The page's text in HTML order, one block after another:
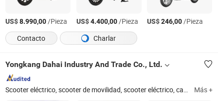
US$8.990,00/Pieza US$4.400,00/Pieza US$246,00/Pieza
Contacto
Charlar
Yongkang Dahai Industry And Trade Co., Ltd.
Scooter eléctrico, scooter de movilidad, scooter eléctrico, carrito de golf, scooter motorizado, kart eléctrico, e-scooter, scooter de movilidad eléctrica, scooter de silla de ruedas, scooter eléctrico de silla de ruedas Más +